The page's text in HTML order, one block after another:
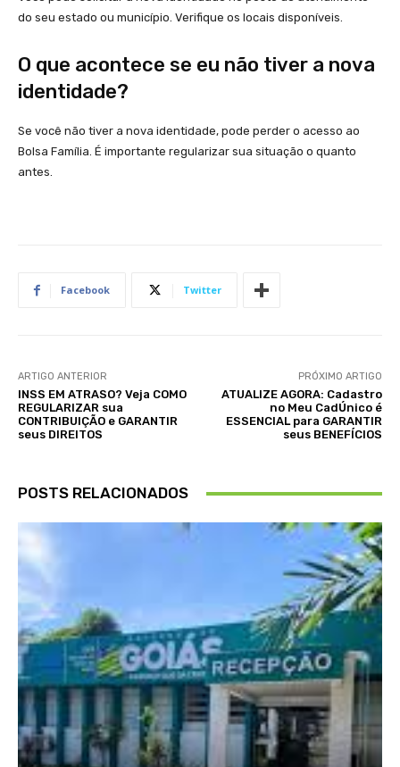
do seu estado ou município. Verifique os locais disponíveis.
O que acontece se eu não tiver a nova
identidade?
Se você não tiver a nova identidade, pode perder o acesso ao
Bolsa Família. É importante regularizar sua situação o quanto
antes.
Facebook Twitter
ARTIGO ANTERIOR
INSS EM ATRASO? Veja COMO
REGULARIZAR sua
CONTRIBUIÇÃO e GARANTIR
seus DIREITOS
PRÓXIMO ARTIGO
ATUALIZE AGORA: Cadastro
no Meu CadÚnico é
ESSENCIAL para GARANTIR
seus BENEFÍCIOS
POSTS RELACIONADOS